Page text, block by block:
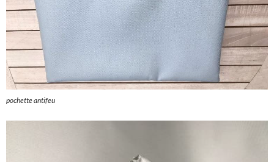
pochette antifeu